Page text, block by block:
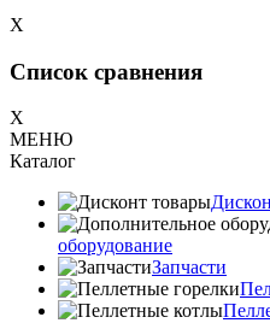
X
Список сравнения
X
МЕНЮ
Каталог
оборудование
Запчасти